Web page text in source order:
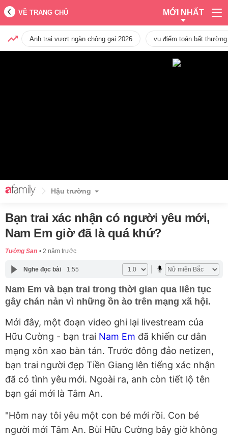
VỀ TRANG CHỦ MỚI NHẤT
Anh trai vượt ngàn chông gai 2026 vụ điểm toán bất
Hậu trường
Bạn trai xác nhận có người yêu mới,
Nam Em giờ đã là quá khứ?
Tường San 2 năm trước
Nghe đọc bài 1:55
Nam Em và bạn trai trong thời gian qua liên tục
gây chán nản vì những ồn ào trên mạng xã hội.
Mới đây, một đoạn video ghi lại livestream của
Hữu Cường - bạn trai Nam Em đã khiến cư dân
mạng xôn xao bàn tán. Trước đông đảo netizen,
bạn trai người đẹp Tiền Giang lên tiếng xác nhận
đã có tình yêu mới. Ngoài ra, anh còn tiết lộ tên
bạn gái mới là Tâm An.
"Hôm nay tôi yêu một con bé mới rồi. Con bé
người mới Tâm An. Bùi Hữu Cường bây giờ không